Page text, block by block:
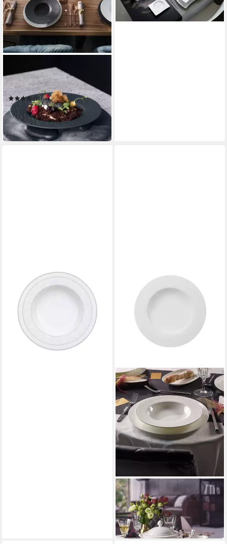
Suppenteller Manufacture
Rock
(3)
ab 21,13 € 28,60 €
-26%
in 2-3 Werktagen bei dir
Suppenteller Gray Pearl
Suppenteller
49,90 €
in 4-5 Werktagen bei dir
VILLEROY & BOCH SIGNATURE
Suppenteller White Pearl
Suppenteller
ab 39,90 €
in 4-5 Werktagen bei dir